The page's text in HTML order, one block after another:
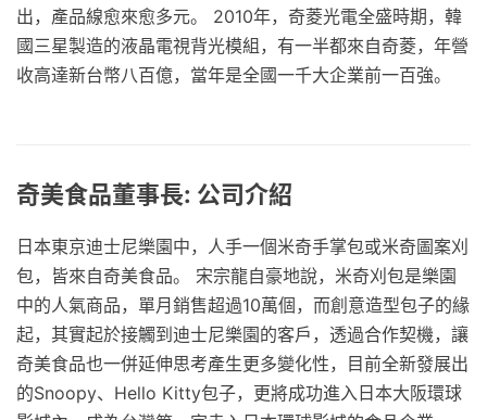
出，產品線愈來愈多元。 2010年，奇菱光電全盛時期，韓
國三星製造的液晶電視背光模組，有一半都來自奇菱，年營
收高達新台幣八百億，當年是全國一千大企業前一百強。
奇美食品董事長: 公司介紹
日本東京迪士尼樂園中，人手一個米奇手掌包或米奇圖案刈
包，皆來自奇美食品。 宋宗龍自豪地說，米奇刈包是樂園
中的人氣商品，單月銷售超過10萬個，而創意造型包子的緣
起，其實起於接觸到迪士尼樂園的客戶，透過合作契機，讓
奇美食品也一併延伸思考產生更多變化性，目前全新發展出
的Snoopy、Hello Kitty包子，更將成功進入日本大阪環球